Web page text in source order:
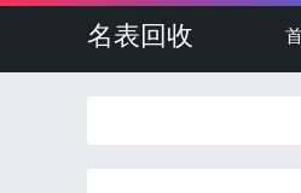
名表回收